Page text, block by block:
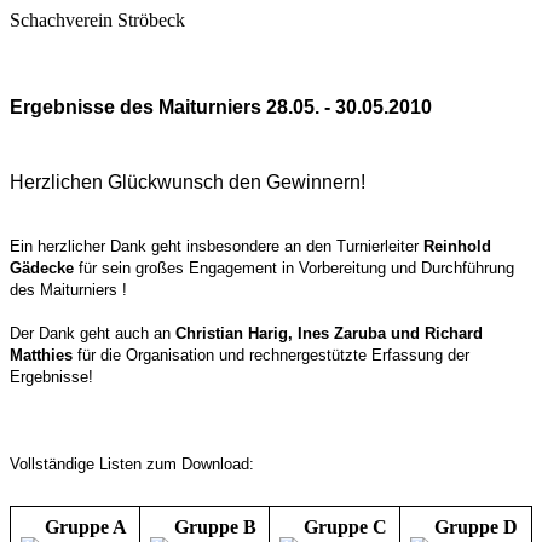
Schachverein Ströbeck
Ergebnisse des Maiturniers 28.05. - 30.05.2010
Herzlichen Glückwunsch den Gewinnern!
Ein herzlicher Dank geht insbesondere an den Turnierleiter Reinhold
Gädecke für sein großes Engagement in Vorbereitung und Durchführung
des Maiturniers !
Der Dank geht auch an Christian Harig, Ines Zaruba und Richard
Matthies für die Organisation und rechnergestützte Erfassung der
Ergebnisse!
Vollständige Listen zum Download:
Gruppe A
Gruppe B
Gruppe C
Gruppe D